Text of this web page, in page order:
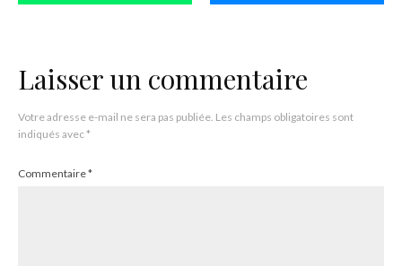
Laisser un commentaire
Votre adresse e-mail ne sera pas publiée. Les champs obligatoires sont
indiqués avec*
Commentaire*